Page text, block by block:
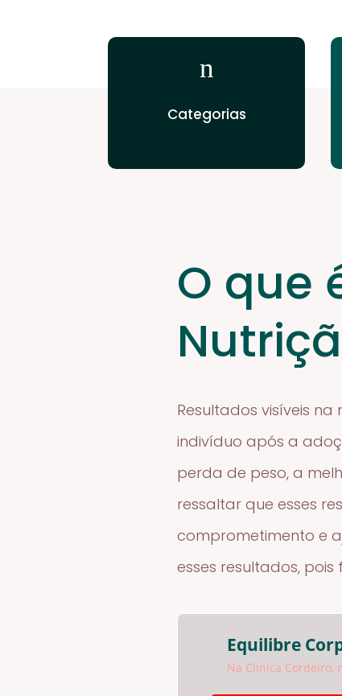
n
Categorias
O que
Resultados visíveis
indivíduo após a
perda de peso, a
ressaltar que esses
comprometimento e
esses resultados,
Equilibre
Na Clínica Cordeiro,